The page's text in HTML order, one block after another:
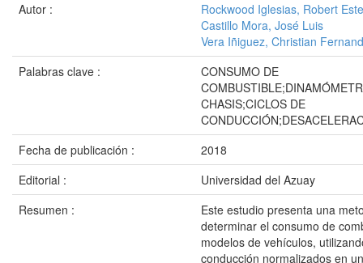
Autor :
Rockwood Iglesias, Robert
Castillo Mora, José Luis
Vera Iñiguez, Christian
Palabras clave :
CONSUMO DE
CHASIS;CICLOS DE
Fecha de publicación :
2018
Editorial :
Universidad del Azuay
Resumen :
Este estudio presenta una
determinar el consumo de
modelos de vehículos,
conducción normalizados en